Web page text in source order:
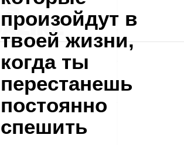
произойдут в
твоей жизни,
когда ты
перестанешь
постоянно
спешить